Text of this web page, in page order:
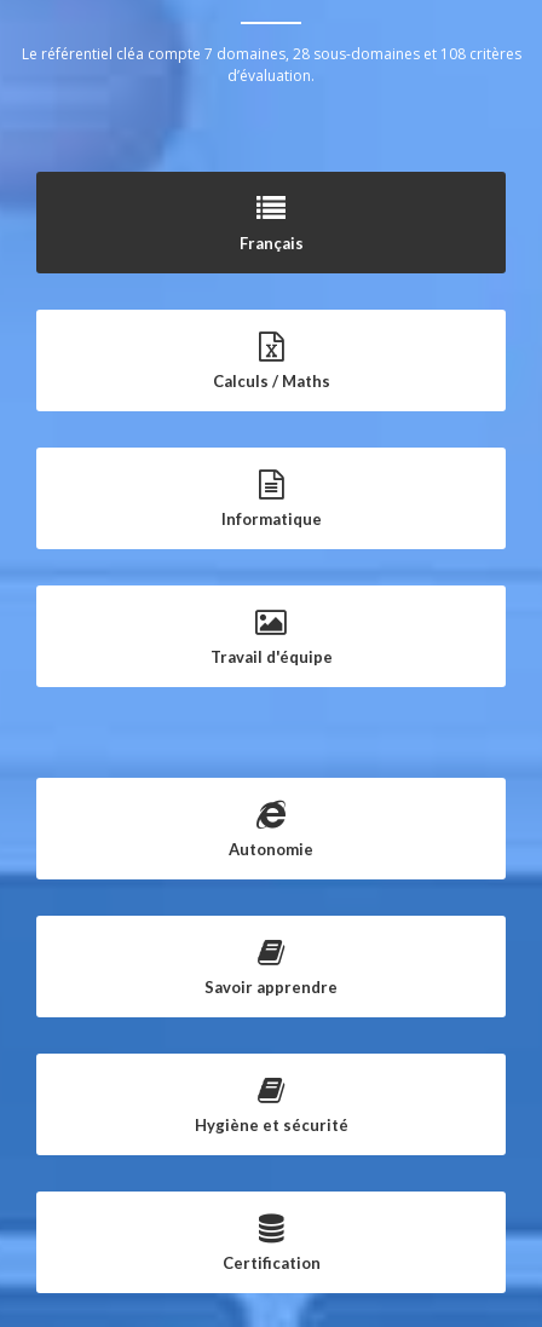
Le référentiel cléa compte 7 domaines, 28 sous-domaines et 108 critères
d’évaluation.
Français
Calculs / Maths
Informatique
Travail d'équipe
Autonomie
Savoir apprendre
Hygiène et sécurité
Certification